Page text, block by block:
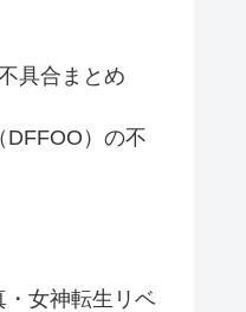
具合まとめ
DFFOO）の不
女神転生リベ